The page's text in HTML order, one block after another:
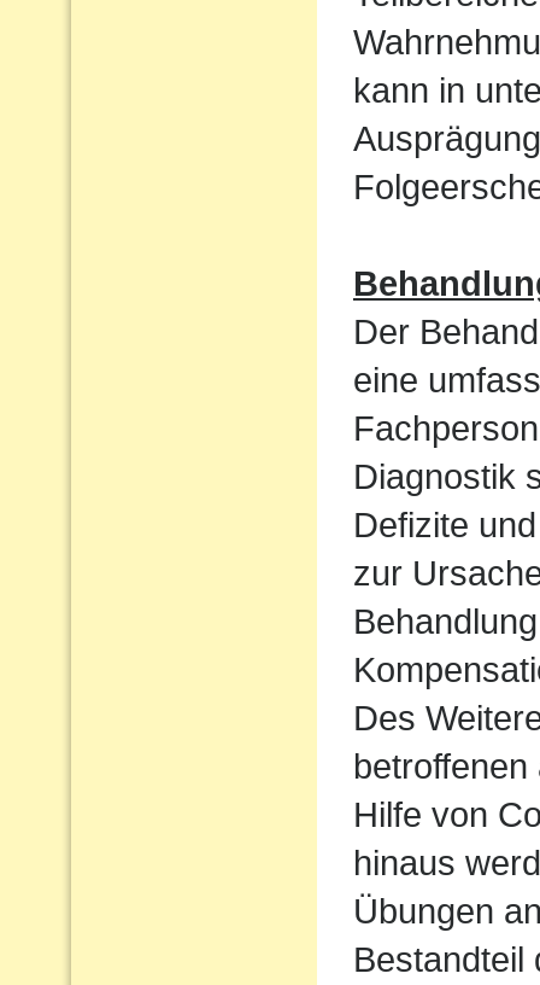
kann in
Der
eine
Diagnostik
Defizite
zur
Des
betroffenen
Hilfe von
hinaus
Übungen
Bestandteil